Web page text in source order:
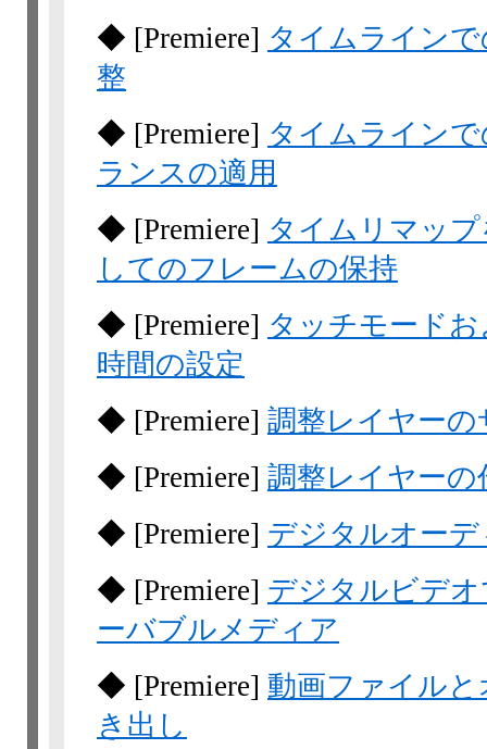
◆ [Premiere] タイムライン
整
◆ [Premiere] タイムライン
ランスの適用
◆ [Premiere] タイムリマッ
してのフレームの保持
◆ [Premiere] タッチモード
時間の設定
◆ [Premiere] 調整レイヤー
◆ [Premiere] 調整レイヤーの
◆ [Premiere] デジタルオー
◆ [Premiere] デジタルビデ
ーバブルメディア
◆ [Premiere] 動画ファイル
き出し